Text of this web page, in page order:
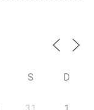
S D